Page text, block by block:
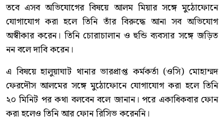
তবে এসব অভিযোগের বিষয়ে আলম মিয়ার সঙ্গে মুঠোফোনে
যোগাযোগ করা হলে তিনি তাঁর বিরুদ্ধে আনা সব অভিযোগ
অস্বীকার করেন। তিনি চোরাচালান ও হুন্ডি ব্যবসার সঙ্গে জড়িত
নন বলে দাবি করেন।
এ বিষয়ে হালুয়াঘাট থানার ভারপ্রাপ্ত কর্মকর্তা (ওসি) মোহাম্মদ
ফেরদৌস আলমের সঙ্গে মুঠোফোনে যোগাযোগ করা হলে তিনি
২০ মিনিট পর কথা বলবেন বলে জানান। পরে একাধিকবার ফোন
করা হলেও তিনি আর ফোন রিসিভ করেননি।